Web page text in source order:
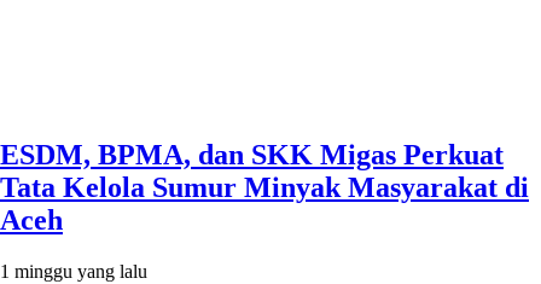
ESDM, BPMA, dan SKK Migas Perkuat
Tata Kelola Sumur Minyak Masyarakat di
Aceh
1 minggu yang lalu